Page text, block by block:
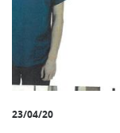
23/04/20